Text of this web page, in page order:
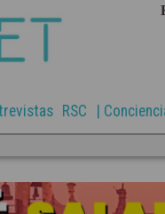
RSC |